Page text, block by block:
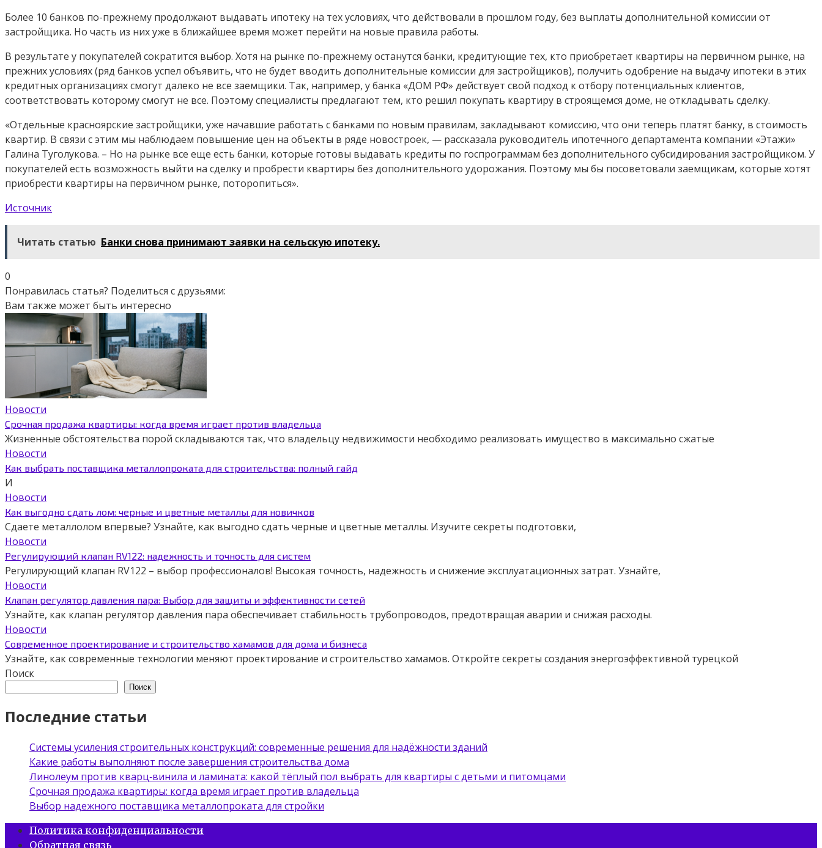
Более 10 банков по-прежнему продолжают выдавать ипотеку на тех условиях, что действовали в прошлом году, без выплаты дополнительной комиссии от
застройщика. Но часть из них уже в ближайшее время может перейти на новые правила работы.
В результате у покупателей сократится выбор. Хотя на рынке по-прежнему останутся банки, кредитующие тех, кто приобретает квартиры на первичном рынке, на
прежних условиях (ряд банков успел объявить, что не будет вводить дополнительные комиссии для застройщиков), получить одобрение на выдачу ипотеки в этих
кредитных организациях смогут далеко не все заемщики. Так, например, у банка «ДОМ РФ» действует свой подход к отбору потенциальных клиентов,
соответствовать которому смогут не все. Поэтому специалисты предлагают тем, кто решил покупать квартиру в строящемся доме, не откладывать сделку.
«Отдельные красноярские застройщики, уже начавшие работать с банками по новым правилам, закладывают комиссию, что они теперь платят банку, в стоимость
квартир. В связи с этим мы наблюдаем повышение цен на объекты в ряде новостроек, — рассказала руководитель ипотечного департамента компании «Этажи»
Галина Туголукова. – Но на рынке все еще есть банки, которые готовы выдавать кредиты по госпрограммам без дополнительного субсидирования застройщиком. У
покупателей есть возможность выйти на сделку и пробрести квартиры без дополнительного удорожания. Поэтому мы бы посоветовали заемщикам, которые хотят
приобрести квартиры на первичном рынке, поторопиться».
Источник
Читать статью Банки снова принимают заявки на сельскую ипотеку.
0
Понравилась статья? Поделиться с друзьями:
Вам также может быть интересно
Новости
Срочная продажа квартиры: когда время играет против владельца
Жизненные обстоятельства порой складываются так, что владельцу недвижимости необходимо реализовать имущество в максимально сжатые
Новости
Как выбрать поставщика металлопроката для строительства: полный гайд
И
Новости
Как выгодно сдать лом: черные и цветные металлы для новичков
Сдаете металлолом впервые? Узнайте, как выгодно сдать черные и цветные металлы. Изучите секреты подготовки,
Новости
Регулирующий клапан RV122: надежность и точность для систем
Регулирующий клапан RV122 – выбор профессионалов! Высокая точность, надежность и снижение эксплуатационных затрат. Узнайте,
Новости
Клапан регулятор давления пара: Выбор для защиты и эффективности сетей
Узнайте, как клапан регулятор давления пара обеспечивает стабильность трубопроводов, предотвращая аварии и снижая расходы.
Новости
Современное проектирование и строительство хамамов для дома и бизнеса
Узнайте, как современные технологии меняют проектирование и строительство хамамов. Откройте секреты создания энергоэффективной турецкой
Поиск
Поиск
Последние статьи
Системы усиления строительных конструкций: современные решения для надёжности зданий
Какие работы выполняют после завершения строительства дома
Линолеум против кварц‑винила и ламината: какой тёплый пол выбрать для квартиры с детьми и питомцами
Срочная продажа квартиры: когда время играет против владельца
Выбор надежного поставщика металлопроката для стройки
Политика конфиденциальности
Обратная связь